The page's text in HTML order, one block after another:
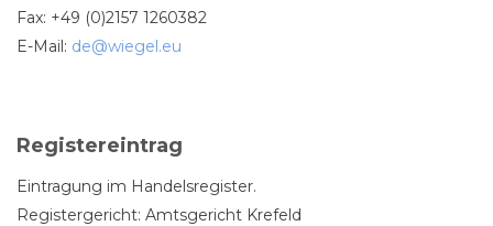
Fax: +49 (0)2157 1260382
E-Mail: de@wiegel.eu
Registereintrag
Eintragung im Handelsregister.
Registergericht: Amtsgericht Krefeld